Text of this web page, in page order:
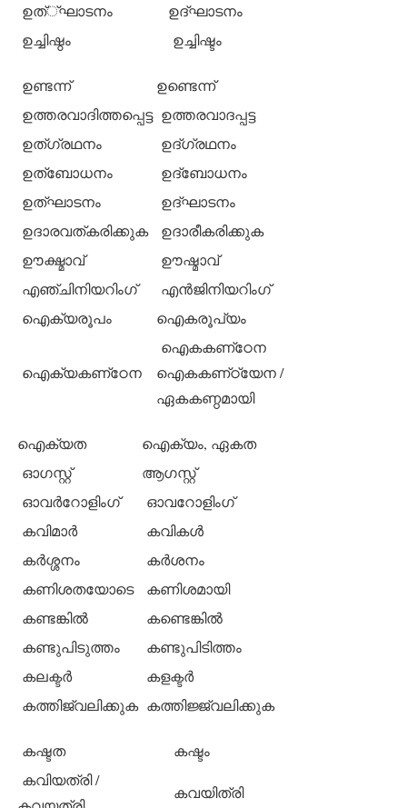
ഉത്്ഘാടനം
ഉദ്ഘാടനം
ഉച്ചിഷ്ഠം
ഉച്ചിഷ്ടം
ഉണ്ടന്ന്
ഉണ്ടെന്ന്
ഉത്തരവാദിത്തപ്പെട്ട ഉത്തരവാദപ്പട്ട
ഉത്ഗ്രഥനം
ഉദ്ഗ്രഥനം
ഉത്‌ബോധനം
ഉദ്‌ബോധനം
ഉത്ഘാടനം
ഉദ്ഘാടനം
ഉദാരവത്കരിക്കുക
ഉദാരീകരിക്കുക
ഊക്ഷ്മാവ്
ഊഷ്മാവ്
എഞ്ചിനിയറിംഗ്
എന്‍ജിനിയറിംഗ്
ഐക്യരൂപം
ഐകരൂപ്യം
ഐക്യകണ്‌ഠേന
ഐകകണ്‌ഠേന
ഐകകണ്‌ഠ്യേന /
ഏകകണ്ഠമായി
ഐക്യത
ഐക്യം, ഏകത
ഓഗസ്റ്റ്
ആഗസ്റ്റ്
ഓവര്‍റോളിംഗ്
ഓവറോളിംഗ്
കവിമാര്‍
കവികള്‍
കര്‍ശ്ശനം
കര്‍ശനം
കണിശതയോടെ
കണിശമായി
കണ്ടങ്കില്‍
കണ്ടെങ്കില്‍
കണ്ടുപിടുത്തം
കണ്ടുപിടിത്തം
കലക്ടര്‍
കളക്ടര്‍
കത്തിജ്വലിക്കുക കത്തിജ്ജ്വലിക്കുക
കഷ്ടത
കഷ്ടം
കവിയത്രി /
കവയിത്രി